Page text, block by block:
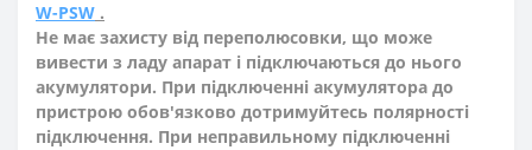
W-PSW .
Не має захисту від переполюсовки, що може
вивести з ладу апарат і підключаються до нього
акумулятори. При підключенні акумулятора до
пристрою обов'язково дотримуйтесь полярності
підключення. При неправильному підключенні